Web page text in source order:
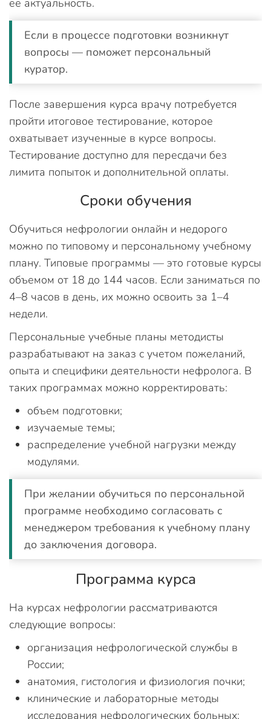
Если в процессе подготовки возникнут
вопросы — поможет персональный
куратор.
После завершения курса врачу потребуется
пройти итоговое тестирование, которое
охватывает изученные в курсе вопросы.
Тестирование доступно для пересдачи без
лимита попыток и дополнительной оплаты.
Сроки обучения
Обучиться нефрологии онлайн и недорого
можно по типовому и персональному учебному
плану. Типовые программы — это готовые курсы
объемом от 18 до 144 часов. Если заниматься по
4–8 часов в день, их можно освоить за 1–4
недели.
Персональные учебные планы методисты
разрабатывают на заказ с учетом пожеланий,
опыта и специфики деятельности нефролога. В
таких программах можно корректировать:
объем подготовки;
изучаемые темы;
распределение учебной нагрузки между
модулями.
При желании обучиться по персональной
программе необходимо согласовать с
менеджером требования к учебному плану
до заключения договора.
Программа курса
На курсах нефрологии рассматриваются
следующие вопросы:
организация нефрологической службы в
России;
анатомия, гистология и физиология почки;
клинические и лабораторные методы
исследования нефрологических больных;